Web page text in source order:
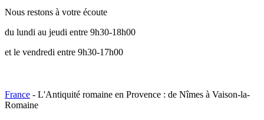
Nous restons à votre écoute
du lundi au jeudi entre 9h30-18h00
et le vendredi entre 9h30-17h00
France - L'Antiquité romaine en Provence : de Nîmes à Vaison-la-
Romaine